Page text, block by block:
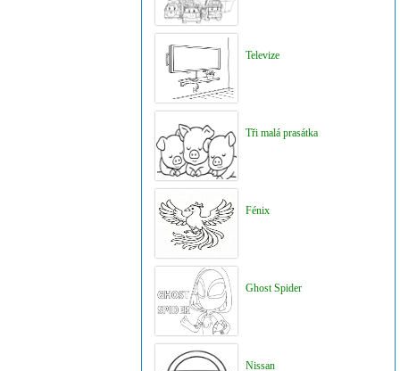
Televize
Tři malá prasátka
Fénix
Ghost Spider
Nissan